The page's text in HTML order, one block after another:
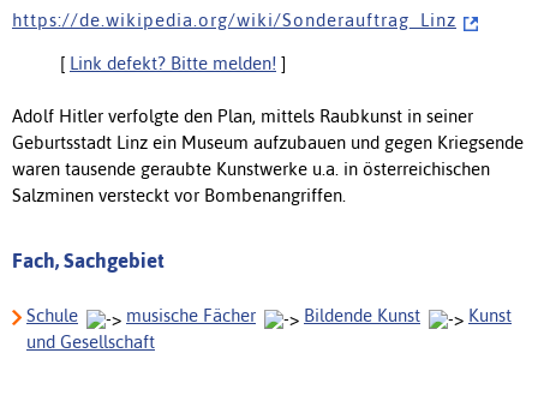
h t t p s : / / d e . w i k i p e d i a . o r g / w i k i / S o n d e r a u f t r a g _ L i n z
[ Link defekt? Bitte melden! ]
Adolf Hitler verfolgte den Plan, mittels Raubkunst in seiner
Geburtsstadt Linz ein Museum aufzubauen und gegen Kriegsende
waren tausende geraubte Kunstwerke u.a. in österreichischen
Salzminen versteckt vor Bombenangriffen.
Fach, Sachgebiet
Schule musische Fächer Bildende Kunst
Kunst
und Gesellschaft